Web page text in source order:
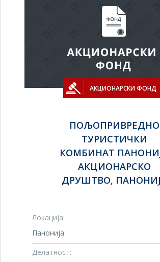
АКЦИОНАРСКИ ФОНД
ПОЉОПРИВРЕДНО
ТУРИСТИЧКИ
КОМБИНАТ
АКЦИОНАРСКО
ДРУШТВО,
Локација:
Панонија
Делатност: